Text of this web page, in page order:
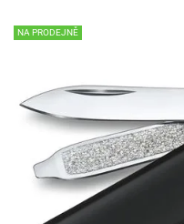
NA PRODEJNĚ